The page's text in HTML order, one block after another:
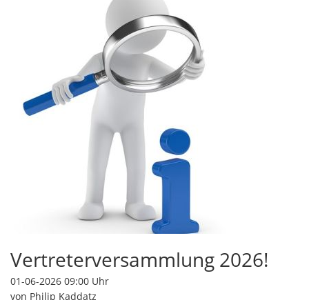
Vertreterversammlung 2026!
01-06-2026 09:00 Uhr
von Philip Kaddatz